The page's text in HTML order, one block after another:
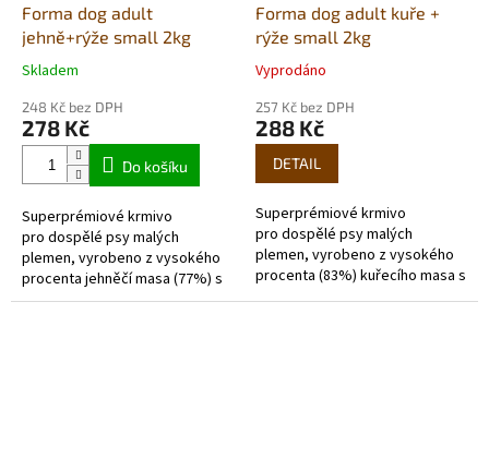
Forma dog adult
jehně+rýže small 2kg
Průměrné
produktu
je
hvězdiček.
Skladem
248 Kč bez DPH
278 Kč
Do košíku
Superprémiové krmivo
pro dospělé psy malých
plemen, vyrobeno z vysokého
procenta jehněčí masa (77%) s
obsahem Glukosamínu - proti
Forma dog adult kuře +
rýže small 2kg
Průměrné
produktu
je
hvězdiček.
Vyprodáno
257 Kč bez DPH
288 Kč
DETAIL
Superprémiové krmivo
pro dospělé psy malých
plemen, vyrobeno z vysokého
procenta (83%) kuřecího masa s
Glukosaminem - proti bolesti a